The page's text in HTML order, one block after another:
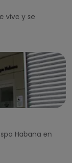
vive y se
Habana en